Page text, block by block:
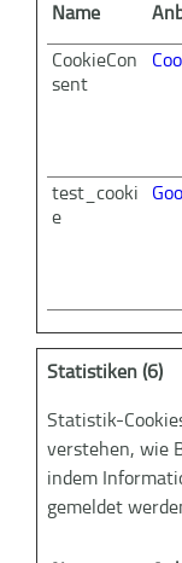
Name
CookieCon
sent
test_cooki
e
Statistiken (6)
Statistik-
verstehen, wie
indem
gemeldet